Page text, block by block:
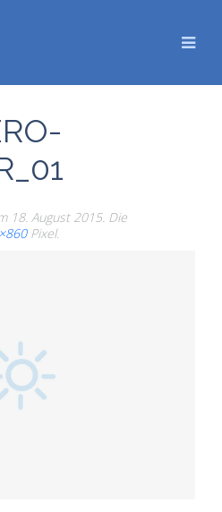
18. August 2015. Die
Pixel.